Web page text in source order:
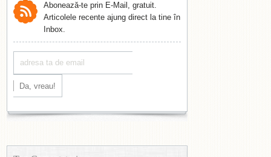
Abonează-te prin E-Mail, gratuit.
Articolele recente ajung direct la tine în
Inbox.